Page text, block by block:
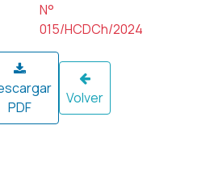
N°
015/HCDCh/2024
PDF
Volver